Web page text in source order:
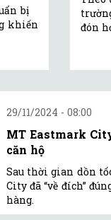
bị
khiến
đón
29/11/2024 - 08:00
MT Eastmark
căn hộ
Sau thời gian dồn
City đã “về đích”
hàng.